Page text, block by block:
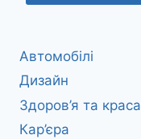
Автомобілі
Дизайн
Здоров’я та краса
Кар’єра